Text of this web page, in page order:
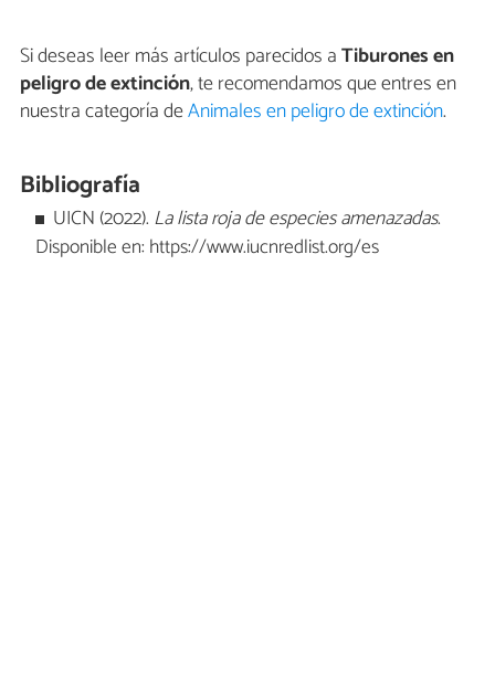
Si deseas leer más artículos parecidos aTiburones en
peligro de extinción, te recomendamos que entres en
nuestra categoría deAnimales en peligro de extinción.
Bibliografía
UICN (2022). La lista roja de especies amenazadas.
Disponible en: https://www.iucnredlist.org/es